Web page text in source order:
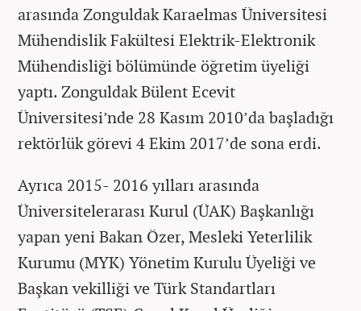
arasında Zonguldak Karaelmas Üniversitesi
Mühendislik Fakültesi Elektrik-Elektronik
Mühendisliği bölümünde öğretim üyeliği
yaptı. Zonguldak Bülent Ecevit
Üniversitesi’nde 28 Kasım 2010’da başladığı
rektörlük görevi 4 Ekim 2017’de sona erdi.
Ayrıca 2015- 2016 yılları arasında
Üniversitelerarası Kurul (ÜAK) Başkanlığı
yapan yeni Bakan Özer, Mesleki Yeterlilik
Kurumu (MYK) Yönetim Kurulu Üyeliği ve
Başkan vekilliği ve Türk Standartları